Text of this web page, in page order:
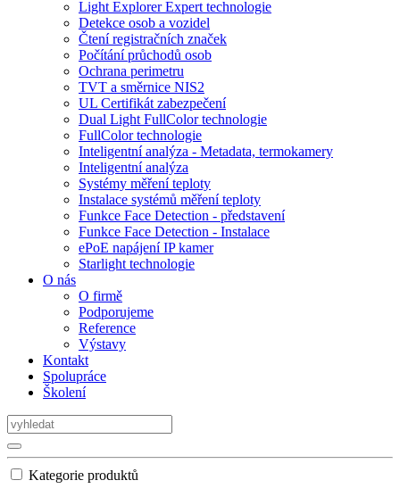
Light Explorer Expert technologie
Detekce osob a vozidel
Čtení registračních značek
Počítání průchodů osob
Ochrana perimetru
TVT a směrnice NIS2
UL Certifikát zabezpečení
Dual Light FullColor technologie
FullColor technologie
Inteligentní analýza - Metadata, termokamery
Inteligentní analýza
Systémy měření teploty
Instalace systémů měření teploty
Funkce Face Detection - představení
Funkce Face Detection - Instalace
ePoE napájení IP kamer
Starlight technologie
O nás
O firmě
Podporujeme
Reference
Výstavy
Kontakt
Spolupráce
Školení
Kategorie produktů